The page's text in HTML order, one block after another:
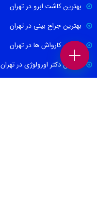
بهترین کاشت ابرو در تهران
بهترین جراح بینی در تهران
بهترین کارواش ها در تهران
بهترین دکتر اورولوژی در تهران